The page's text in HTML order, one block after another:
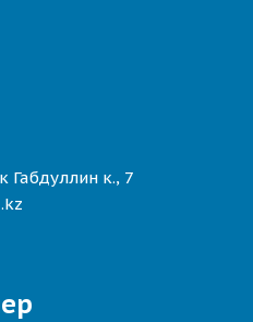
Габдуллин к., 7